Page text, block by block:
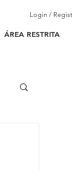
ÁREA RESTRITA
Login /